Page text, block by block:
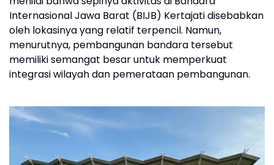
Internasional Jawa Barat (BIJB) Kertajati disebabkan
oleh lokasinya yang relatif terpencil. Namun,
menurutnya, pembangunan bandara tersebut
memiliki semangat besar untuk memperkuat
integrasi wilayah dan pemerataan pembangunan.